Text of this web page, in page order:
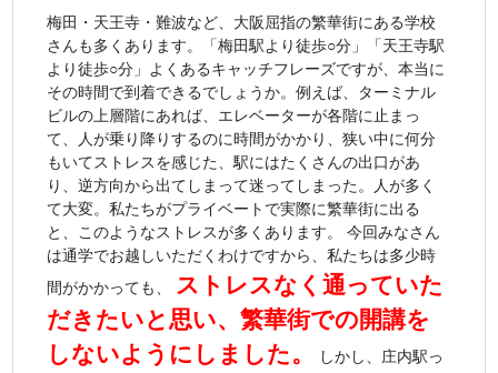
梅田・天王寺・難波など、大阪屈指の繁華街にある学校
さんも多くあります。「梅田駅より徒歩○分」「天王寺駅
より徒歩○分」よくあるキャッチフレーズですが、本当に
その時間で到着できるでしょうか。例えば、ターミナル
ビルの上層階にあれば、エレベーターが各階に止まっ
て、人が乗り降りするのに時間がかかり、狭い中に何分
もいてストレスを感じた、駅にはたくさんの出口があ
り、逆方向から出てしまって迷ってしまった。人が多く
て大変。私たちがプライベートで実際に繁華街に出る
と、このようなストレスが多くあります。 今回みなさん
は通学でお越しいただくわけですから、私たちは多少時
間がかかっても、
ストレスなく通っていた
だきたいと思い、繁華街での開講を
しないようにしました。
しかし、庄内駅っ